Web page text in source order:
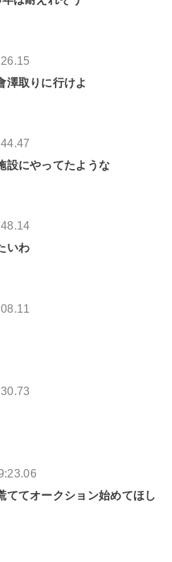
澤取りに行けよ
設にやってたような
いわ
ててオークション始めてほし